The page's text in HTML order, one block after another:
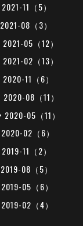
2021-11（5）
2021-08（3）
2021-05（12）
2021-02（13）
2020-11（6）
2020-08（11）
2020-05（11）
2020-02（6）
2019-11（2）
2019-08（5）
2019-05（6）
2019-02（4）